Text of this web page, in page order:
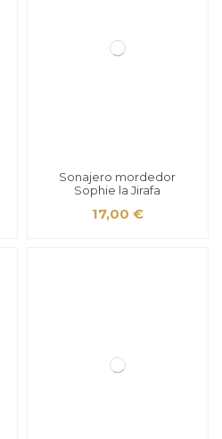
Sonajero mordedor
Sophie la Jirafa
17,00 €